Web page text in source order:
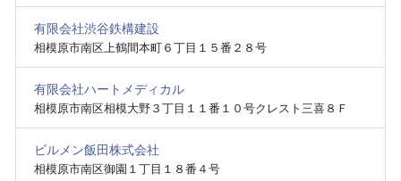
有限会社渋谷鉄構建設
相模原市南区上鶴間本町６丁目１５番２８号
有限会社ハートメディカル
相模原市南区相模大野３丁目１１番１０号クレスト三喜８Ｆ
ビルメン飯田株式会社
相模原市南区御園１丁目１８番４号